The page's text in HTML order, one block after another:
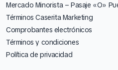
Mercado Minorista – Pasaje «O»
Términos Caserita Marketing
Comprobantes electrónicos
Términos y condiciones
Política de privacidad